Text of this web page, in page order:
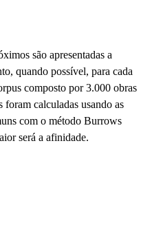
são apresentadas a
quando possível, para cada
composto por 3.000 obras
foram calculadas usando as
com o método Burrows
será a afinidade.